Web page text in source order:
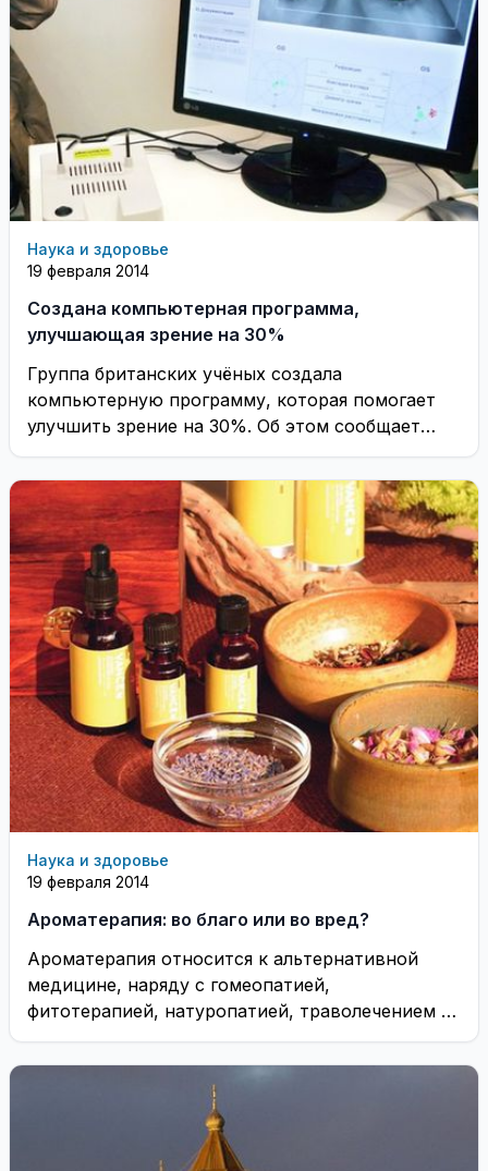
Наука и здоровье
19 февраля 2014
Создана компьютерная программа,
улучшающая зрение на 30%
Группа британских учёных создала
компьютерную программу, которая помогает
улучшить зрение на 30%. Об этом сообщает
британская вещательная корпорация Би-би-си.
...
Наука и здоровье
19 февраля 2014
Ароматерапия: во благо или во вред?
Ароматерапия относится к альтернативной
медицине, наряду с гомеопатией,
фитотерапией, натуропатией, траволечением и
т. п. В современном мире с развитием
фармацевтической ...